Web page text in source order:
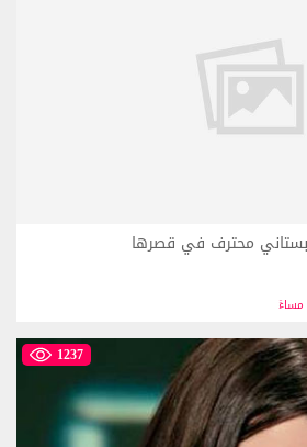
بستاني محترف في قصرها
1237